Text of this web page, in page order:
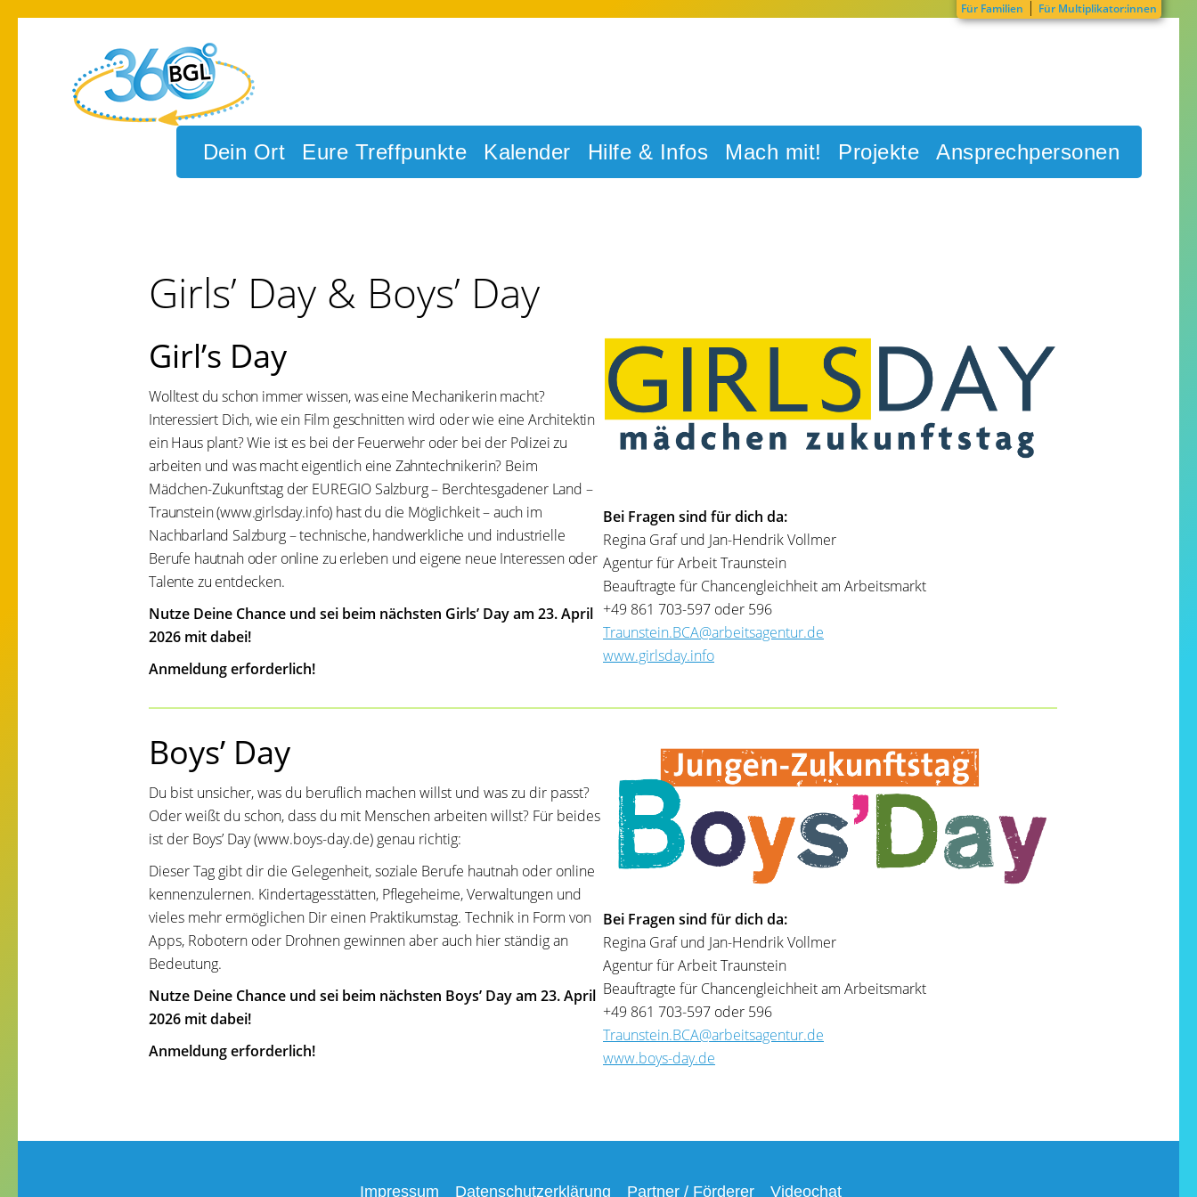
Für Familien | Für Multiplikator:innen
Hauptnavigation
BGL360grad
Dein Ort Eure Treffpunkte Kalender Hilfe & Infos Mach mit! Projekte Ansprechpersonen
Girls’ Day & Boys’ Day
Girl’s Day
Wolltest du schon immer wissen, was eine Mechanikerin macht?
Interessiert Dich, wie ein Film geschnitten wird oder wie eine Architektin
ein Haus plant? Wie ist es bei der Feuerwehr oder bei der Polizei zu
arbeiten und was macht eigentlich eine Zahntechnikerin? Beim
Mädchen-Zukunftstag der EUREGIO Salzburg – Berchtesgadener Land –
Traunstein (www.girlsday.info) hast du die Möglichkeit – auch im
Nachbarland Salzburg – technische, handwerkliche und industrielle
Berufe hautnah oder online zu erleben und eigene neue Interessen oder
Talente zu entdecken.
Nutze Deine Chance und sei beim nächsten Girls’ Day am 23. April
2026 mit dabei!
Anmeldung erforderlich!
Bei Fragen sind für dich da:
Regina Graf und Jan-Hendrik Vollmer
Agentur für Arbeit Traunstein
Beauftragte für Chancengleichheit am Arbeitsmarkt
+49 861 703-597 oder 596
Traunstein.BCA@arbeitsagentur.de
www.girlsday.info
Boys’ Day
Du bist unsicher, was du beruflich machen willst und was zu dir passt?
Oder weißt du schon, dass du mit Menschen arbeiten willst? Für beides
ist der Boys’ Day (www.boys-day.de) genau richtig:
Dieser Tag gibt dir die Gelegenheit, soziale Berufe hautnah oder online
kennenzulernen. Kindertagesstätten, Pflegeheime, Verwaltungen und
vieles mehr ermöglichen Dir einen Praktikumstag. Technik in Form von
Apps, Robotern oder Drohnen gewinnen aber auch hier ständig an
Bedeutung.
Nutze Deine Chance und sei beim nächsten Boys’ Day am 23. April
2026 mit dabei!
Anmeldung erforderlich!
Bei Fragen sind für dich da:
Regina Graf und Jan-Hendrik Vollmer
Agentur für Arbeit Traunstein
Beauftragte für Chancengleichheit am Arbeitsmarkt
+49 861 703-597 oder 596
Traunstein.BCA@arbeitsagentur.de
www.boys-day.de
Impressum Datenschutzerklärung Partner / Förderer Videochat